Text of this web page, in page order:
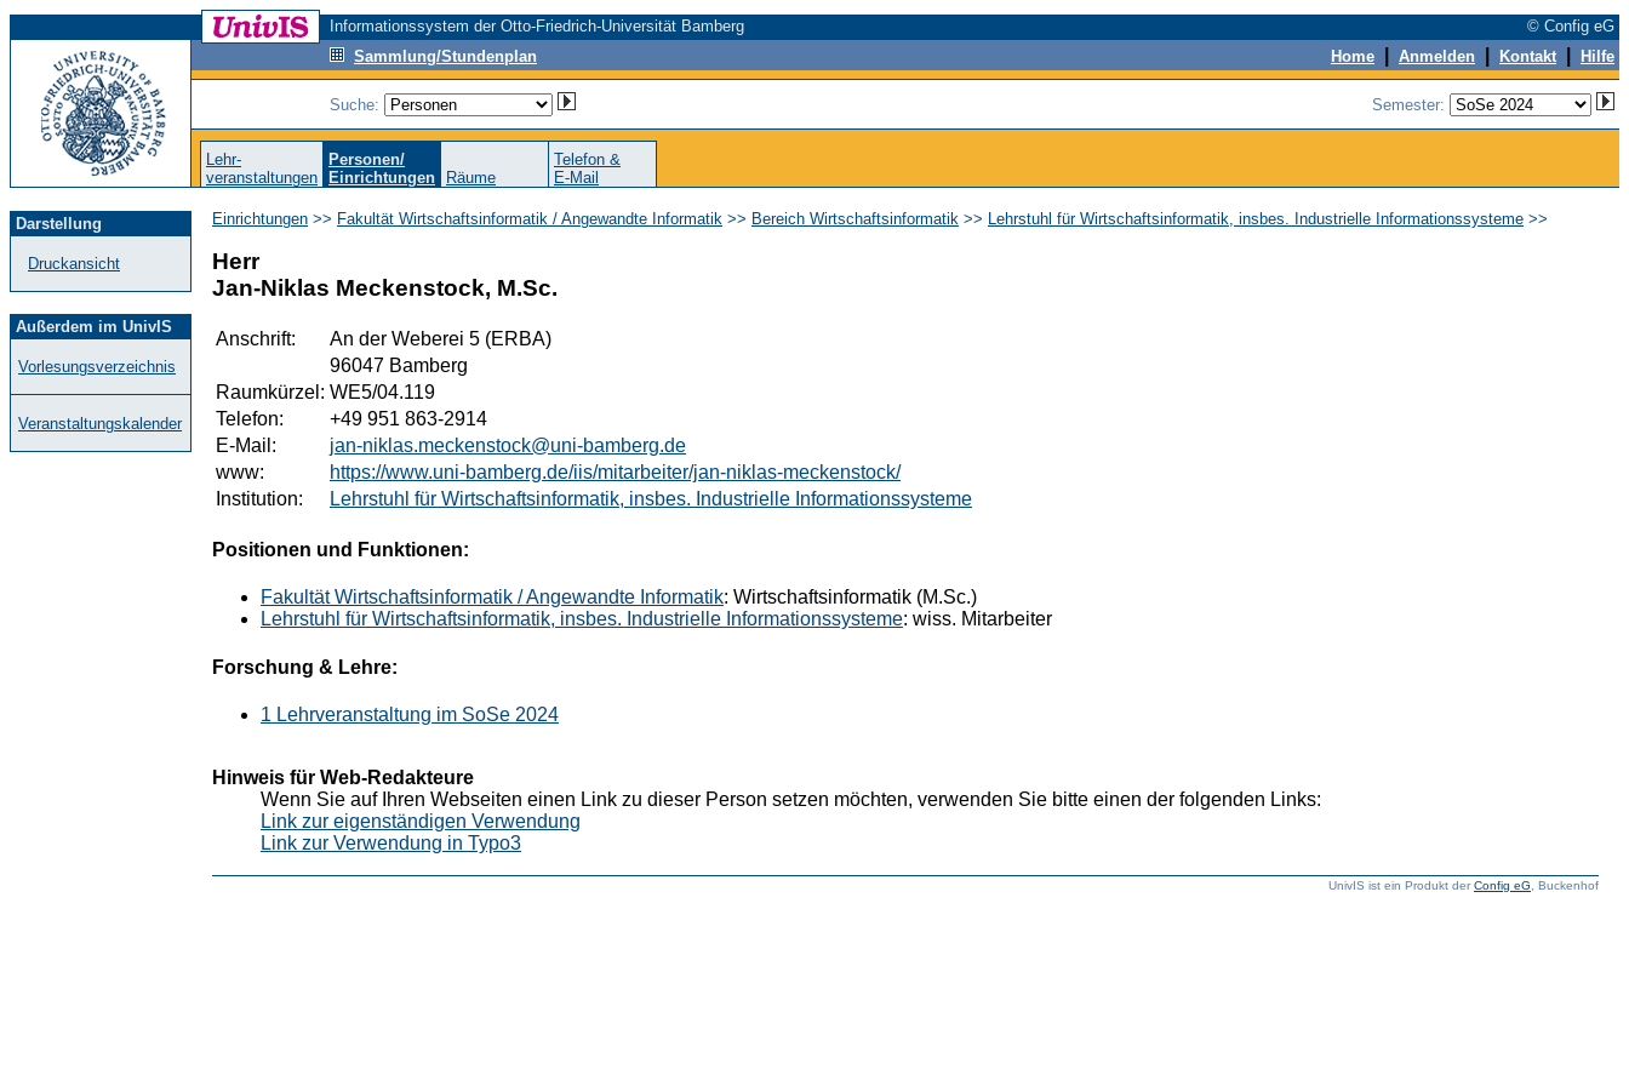
Informationssystem der Otto-Friedrich-Universität Bamberg
© Config eG
Sammlung/Stundenplan
Home Anmelden Kontakt Hilfe
Suche: Semester:
Lehr-
veranstaltungen
Personen/
Einrichtungen
Räume
Telefon &
E-Mail
Darstellung
Druckansicht
Außerdem im UnivIS
Vorlesungsverzeichnis
Veranstaltungskalender
Einrichtungen >> Fakultät Wirtschaftsinformatik / Angewandte Informatik >> Bereich Wirtschaftsinformatik >> Lehrstuhl für Wirtschaftsinformatik, insbes. Industrielle Informationssysteme >>
Herr
Jan-Niklas Meckenstock, M.Sc.
Anschrift:
An der Weberei 5 (ERBA)
96047 Bamberg
Raumkürzel: WE5/04.119
Telefon:
+49 951 863-2914
E-Mail:
jan-niklas.meckenstock@uni-bamberg.de
www:
https://www.uni-bamberg.de/iis/mitarbeiter/jan-niklas-meckenstock/
Institution:
Lehrstuhl für Wirtschaftsinformatik, insbes. Industrielle Informationssysteme
Positionen und Funktionen:
Fakultät Wirtschaftsinformatik / Angewandte Informatik: Wirtschaftsinformatik (M.Sc.)
Lehrstuhl für Wirtschaftsinformatik, insbes. Industrielle Informationssysteme: wiss. Mitarbeiter
Forschung & Lehre:
1 Lehrveranstaltung im SoSe 2024
Hinweis für Web-Redakteure
Wenn Sie auf Ihren Webseiten einen Link zu dieser Person setzen möchten, verwenden Sie bitte einen der folgenden Links:
Link zur eigenständigen Verwendung
Link zur Verwendung in Typo3
UnivIS ist ein Produkt derConfig eG , Buckenhof